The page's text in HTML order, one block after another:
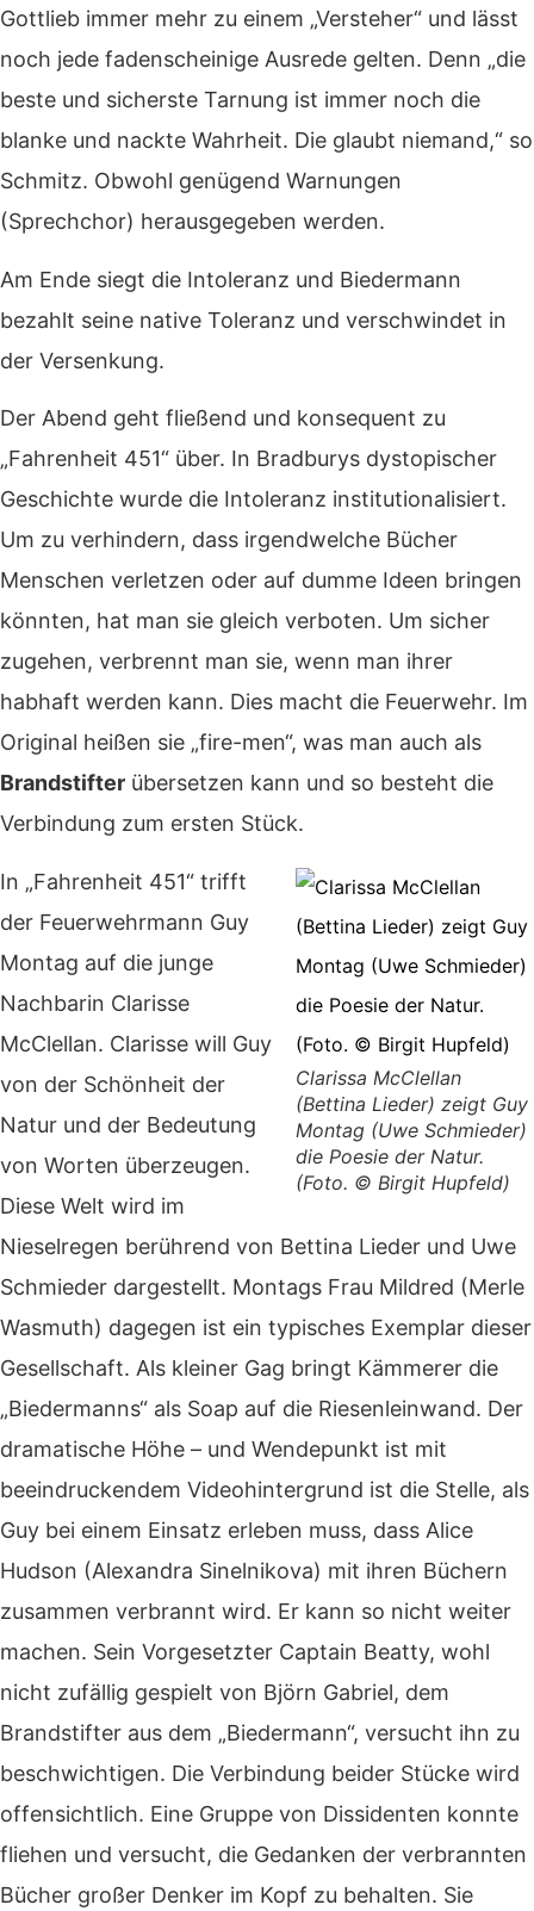
Gottlieb immer mehr zu einem „Versteher“ und lässt
noch jede fadenscheinige Ausrede gelten. Denn „die
beste und sicherste Tarnung ist immer noch die
blanke und nackte Wahrheit. Die glaubt niemand,“ so
Schmitz. Obwohl genügend Warnungen
(Sprechchor) herausgegeben werden.
Am Ende siegt die Intoleranz und Biedermann
bezahlt seine native Toleranz und verschwindet in
der Versenkung.
Der Abend geht fließend und konsequent zu
„Fahrenheit 451“ über. In Bradburys dystopischer
Geschichte wurde die Intoleranz institutionalisiert.
Um zu verhindern, dass irgendwelche Bücher
Menschen verletzen oder auf dumme Ideen bringen
könnten, hat man sie gleich verboten. Um sicher
zugehen, verbrennt man sie, wenn man ihrer
habhaft werden kann. Dies macht die Feuerwehr. Im
Original heißen sie „fire-men“, was man auch als
Brandstifter übersetzen kann und so besteht die
Verbindung zum ersten Stück.
Clarissa McClellan
(Bettina Lieder) zeigt Guy
Montag (Uwe Schmieder)
die Poesie der Natur.
(Foto. © Birgit Hupfeld)
In „Fahrenheit 451“ trifft
der Feuerwehrmann Guy
Montag auf die junge
Nachbarin Clarisse
McClellan. Clarisse will Guy
von der Schönheit der
Natur und der Bedeutung
von Worten überzeugen.
Diese Welt wird im
Nieselregen berührend von Bettina Lieder und Uwe
Schmieder dargestellt. Montags Frau Mildred (Merle
Wasmuth) dagegen ist ein typisches Exemplar dieser
Gesellschaft. Als kleiner Gag bringt Kämmerer die
„Biedermanns“ als Soap auf die Riesenleinwand. Der
dramatische Höhe – und Wendepunkt ist mit
beeindruckendem Videohintergrund ist die Stelle, als
Guy bei einem Einsatz erleben muss, dass Alice
Hudson (Alexandra Sinelnikova) mit ihren Büchern
zusammen verbrannt wird. Er kann so nicht weiter
machen. Sein Vorgesetzter Captain Beatty, wohl
nicht zufällig gespielt von Björn Gabriel, dem
Brandstifter aus dem „Biedermann“, versucht ihn zu
beschwichtigen. Die Verbindung beider Stücke wird
offensichtlich. Eine Gruppe von Dissidenten konnte
fliehen und versucht, die Gedanken der verbrannten
Bücher großer Denker im Kopf zu behalten. Sie